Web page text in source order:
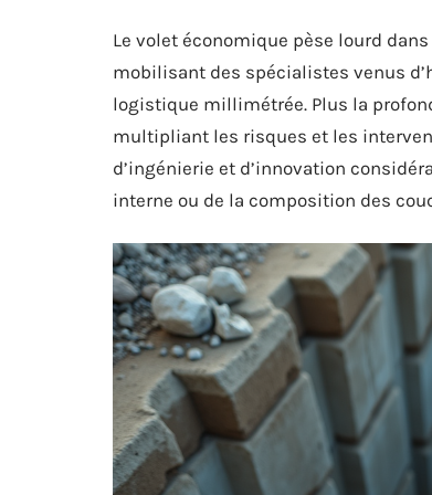
Le volet économique pèse lourd dans
mobilisant des spécialistes venus
logistique millimétrée. Plus la
multipliant les risques et les
d’ingénierie et d’innovation
interne ou de la composition des